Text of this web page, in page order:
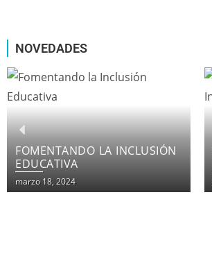
NOVEDADES
PROGRAMAS DE BECAS EN EL
INSTITUTO
marzo 21, 2024